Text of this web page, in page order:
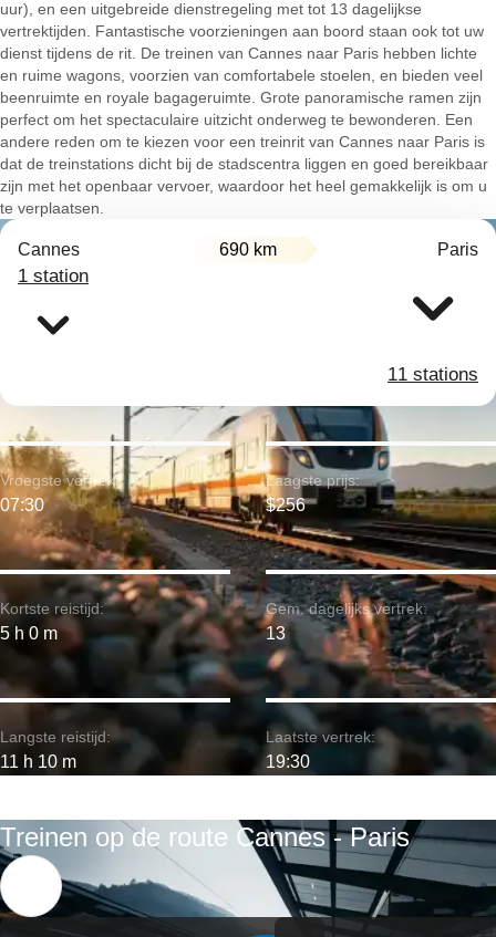
uur), en een uitgebreide dienstregeling met tot 13 dagelijkse
vertrektijden. Fantastische voorzieningen aan boord staan ook tot uw
dienst tijdens de rit. De treinen van Cannes naar Paris hebben lichte
en ruime wagons, voorzien van comfortabele stoelen, en bieden veel
beenruimte en royale bagageruimte. Grote panoramische ramen zijn
perfect om het spectaculaire uitzicht onderweg te bewonderen. Een
andere reden om te kiezen voor een treinrit van Cannes naar Paris is
dat de treinstations dicht bij de stadscentra liggen en goed bereikbaar
zijn met het openbaar vervoer, waardoor het heel gemakkelijk is om u
te verplaatsen.
Cannes 690 km Paris
1 station
11 stations
Kortste reistijd:
5 h 0 m
Vroegste vertrek:
07:30
Langste reistijd:
11 h 10 m
Laagste prijs:
$256
Gem. dagelijks vertrek:
13
Laatste vertrek:
19:30
Treinen op de route Cannes - Paris